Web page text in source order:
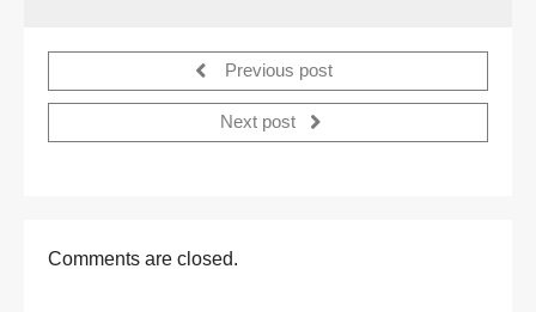
Previous post
Next post
Comments are closed.